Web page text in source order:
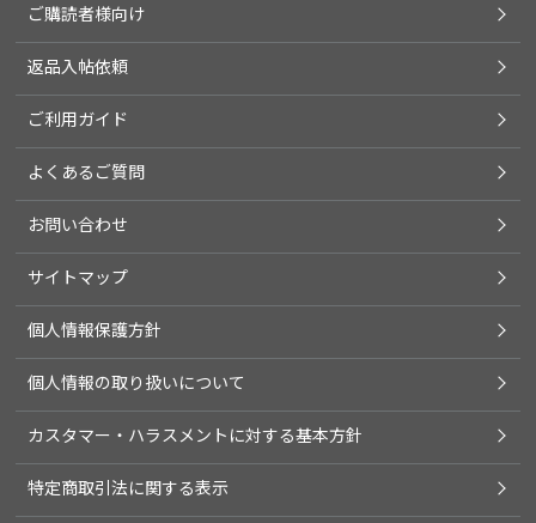
ご購読者様向け
返品入帖依頼
ご利用ガイド
よくあるご質問
お問い合わせ
サイトマップ
個人情報保護方針
個人情報の取り扱いについて
カスタマー・ハラスメントに対する基本方針
特定商取引法に関する表示